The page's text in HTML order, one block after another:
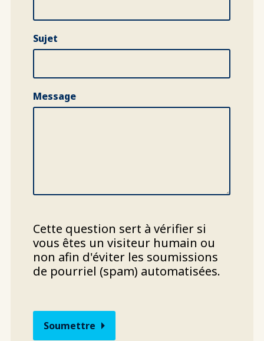
Sujet
Message
Cette question sert à vérifier si
vous êtes un visiteur humain ou
non afin d'éviter les soumissions
de pourriel (spam) automatisées.